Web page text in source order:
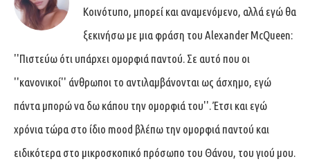
Κοινότυπο, μπορεί και αναμενόμενο, αλλά εγώ θα
ξεκινήσω με μια φράση του Alexander McQueen:
''Πιστεύω ότι υπάρχει ομορφιά παντού. Σε αυτό που οι
''κανονικοί'' άνθρωποι το αντιλαμβάνονται ως άσχημο, εγώ
πάντα μπορώ να δω κάπου την ομορφιά του''. Έτσι και εγώ
χρόνια τώρα στο ίδιο mood βλέπω την ομορφιά παντού και
ειδικότερα στο μικροσκοπικό πρόσωπο του Θάνου, του γιού μου.